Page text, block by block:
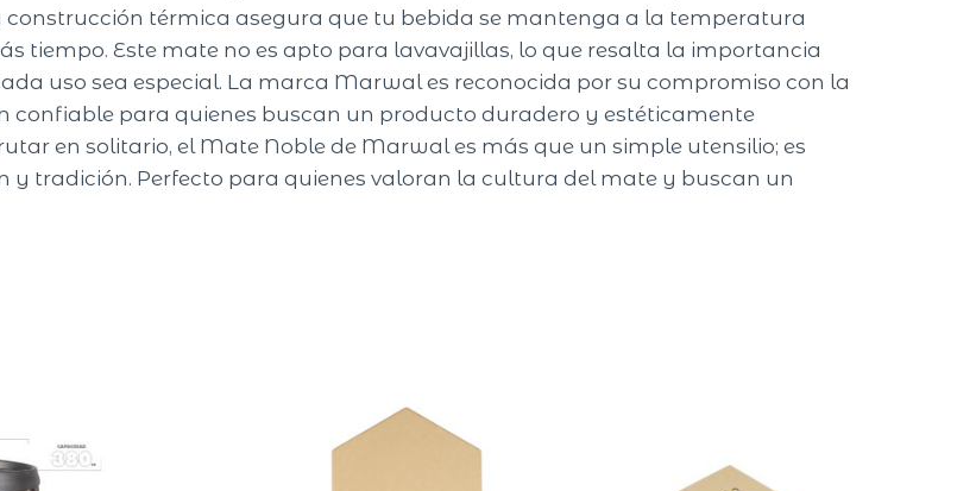
térmica asegura que tu bebida se mantenga a la temperatura
tiempo. Este mate no es apto para lavavajillas, lo que resalta la importancia
uso sea especial. La marca Marwal es reconocida por su compromiso con la
confiable para quienes buscan un producto duradero y estéticamente
en solitario, el Mate Noble de Marwal es más que un simple utensilio; es
tradición. Perfecto para quienes valoran la cultura del mate y buscan un